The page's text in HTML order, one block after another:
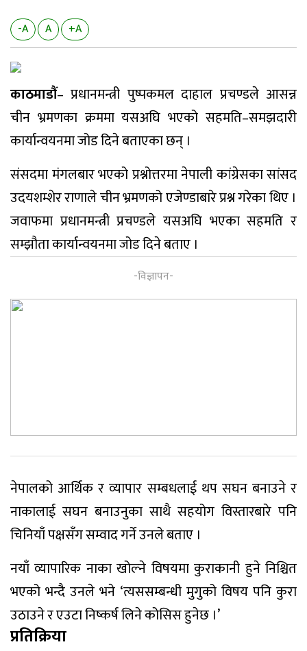
-A A +A
काठमाडौं– प्रधानमन्त्री पुष्पकमल दाहाल प्रचण्डले आसन्न
चीन भ्रमणका क्रममा यसअघि भएको सहमति–समझदारी
कार्यान्वयनमा जोड दिने बताएका छन् ।
संसदमा मंगलबार भएको प्रश्नोत्तरमा नेपाली कांग्रेसका सांसद
उदयशम्शेर राणाले चीन भ्रमणको एजेण्डाबारे प्रश्न गरेका थिए ।
जवाफमा प्रधानमन्त्री प्रचण्डले यसअघि भएका सहमति र
सम्झौता कार्यान्वयनमा जोड दिने बताए ।
नेपालको आर्थिक र व्यापार सम्बधलाई थप सघन बनाउने र
नाकालाई सघन बनाउनुका साथै सहयोग विस्तारबारे पनि
चिनियाँ पक्षसँग सम्वाद गर्ने उनले बताए ।
नयाँ व्यापारिक नाका खोल्ने विषयमा कुराकानी हुने निश्चित
भएको भन्दै उनले भने ‘त्यससम्बन्धी मुगुको विषय पनि कुरा
उठाउने र एउटा निष्कर्ष लिने कोसिस हुनेछ ।’
प्रतिक्रिया